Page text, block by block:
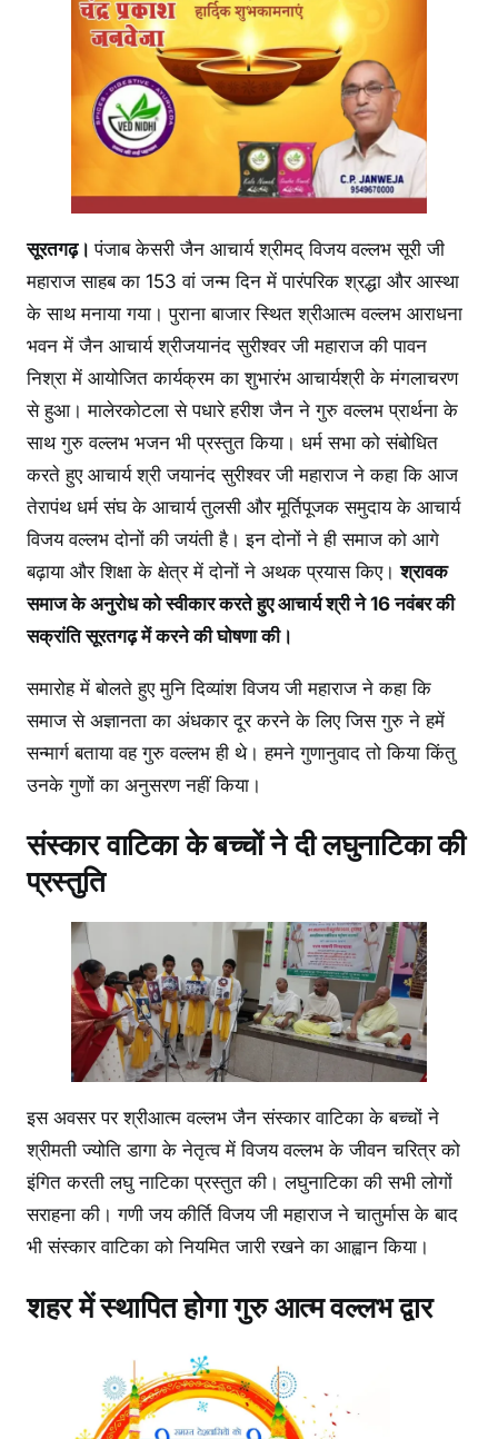
सूरतगढ़।पंजाब केसरी जैन आचार्य श्रीमद् विजय वल्लभ सूरी जी
महाराज साहब का 153 वां जन्म दिन में पारंपरिक श्रद्धा और आस्था
के साथ मनाया गया। पुराना बाजार स्थित श्रीआत्म वल्लभ आराधना
भवन में जैन आचार्य श्रीजयानंद सुरीश्वर जी महाराज की पावन
निश्रा में आयोजित कार्यक्रम का शुभारंभ आचार्यश्री के मंगलाचरण
से हुआ। मालेरकोटला से पधारे हरीश जैन ने गुरु वल्लभ प्रार्थना के
साथ गुरु वल्लभ भजन भी प्रस्तुत किया। धर्म सभा को संबोधित
करते हुए आचार्य श्री जयानंद सुरीश्वर जी महाराज ने कहा कि आज
तेरापंथ धर्म संघ के आचार्य तुलसी और मूर्तिपूजक समुदाय के आचार्य
विजय वल्लभ दोनों की जयंती है। इन दोनों ने ही समाज को आगे
बढ़ाया और शिक्षा के क्षेत्र में दोनों ने अथक प्रयास किए।श्रावक
समाज के अनुरोध को स्वीकार करते हुए आचार्य श्री ने 16 नवंबर की
सक्रांति सूरतगढ़ में करने की घोषणा की।
समारोह में बोलते हुए मुनि दिव्यांश विजय जी महाराज ने कहा कि
समाज से अज्ञानता का अंधकार दूर करने के लिए जिस गुरु ने हमें
सन्मार्ग बताया वह गुरु वल्लभ ही थे। हमने गुणानुवाद तो किया किंतु
उनके गुणों का अनुसरण नहीं किया।
संस्कार वाटिका के बच्चों ने दी लघुनाटिका की
प्रस्तुति
इस अवसर पर श्रीआत्म वल्लभ जैन संस्कार वाटिका के बच्चों ने
श्रीमती ज्योति डागा के नेतृत्व में विजय वल्लभ के जीवन चरित्र को
इंगित करती लघु नाटिका प्रस्तुत की। लघुनाटिका की सभी लोगों
सराहना की। गणी जय कीर्ति विजय जी महाराज ने चातुर्मास के बाद
भी संस्कार वाटिका को नियमित जारी रखने का आह्वान किया।
शहर में स्थापित होगा गुरु आत्म वल्लभ द्वार